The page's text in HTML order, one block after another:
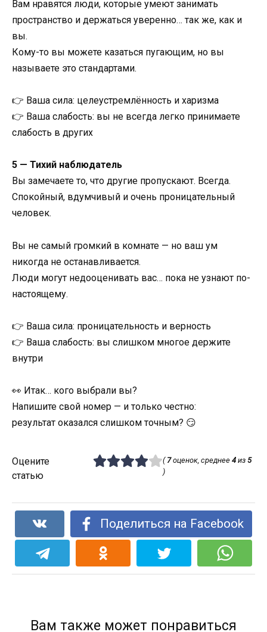
Вам нравятся люди, которые умеют занимать
пространство и держаться уверенно… так же, как и
вы.
Кому-то вы можете казаться пугающим, но вы
называете это стандартами.
👉 Ваша сила: целеустремлённость и харизма
👉 Ваша слабость: вы не всегда легко принимаете
слабость в других
5 — Тихий наблюдатель
Вы замечаете то, что другие пропускают. Всегда.
Спокойный, вдумчивый и очень проницательный
человек.
Вы не самый громкий в комнате — но ваш ум
никогда не останавливается.
Люди могут недооценивать вас… пока не узнают по-
настоящему.
👉 Ваша сила: проницательность и верность
👉 Ваша слабость: вы слишком многое держите
внутри
👀 Итак… кого выбрали вы?
Напишите свой номер — и только честно:
результат оказался слишком точным? 😏
Оцените
статью
( 7оценок, среднее 4из 5
)
Поделиться на Facebook
Вам также может понравиться